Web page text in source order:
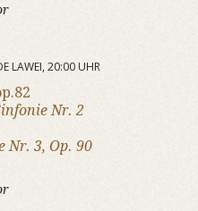
LAWEI, 20:00 UHR
Nr. 2
Nr. 3, Op. 90